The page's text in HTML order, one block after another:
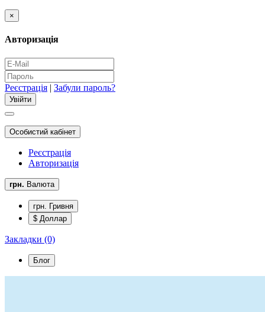
×
Авторизація
Реєстрація | Забули пароль?
Особистий кабінет
Реєстрація
Авторизація
грн. Валюта
грн. Гривня
$ Доллар
Закладки (0)
Блог